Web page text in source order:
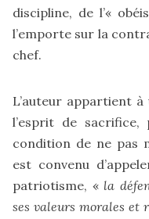
discipline, de l’«
l’emporte sur la
chef.
L’auteur appartient
l’esprit de
condition de ne pas
est convenu
patriotisme, « la
ses valeurs morales et